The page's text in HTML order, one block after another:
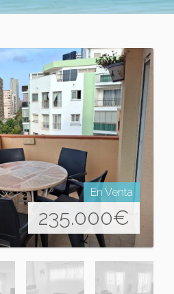
En Venta
235.000€